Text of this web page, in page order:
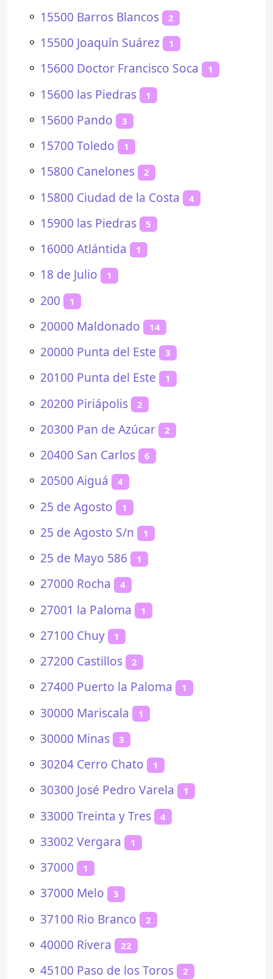
⚬ 15500 Barros Blancos 2
⚬ 15500 Joaquín Suárez 1
⚬ 15600 Doctor Francisco Soca 1
⚬ 15600 las Piedras 1
⚬ 15600 Pando 3
⚬ 15700 Toledo 1
⚬ 15800 Canelones 2
⚬ 15800 Ciudad de la Costa 4
⚬ 15900 las Piedras 5
⚬ 16000 Atlántida 1
⚬ 18 de Julio 1
⚬ 200 1
⚬ 20000 Maldonado 14
⚬ 20000 Punta del Este 3
⚬ 20100 Punta del Este 1
⚬ 20200 Piriápolis 2
⚬ 20300 Pan de Azúcar 2
⚬ 20400 San Carlos 6
⚬ 20500 Aiguá 4
⚬ 25 de Agosto 1
⚬ 25 de Agosto S/n 1
⚬ 25 de Mayo 586 1
⚬ 27000 Rocha 4
⚬ 27001 la Paloma 1
⚬ 27100 Chuy 1
⚬ 27200 Castillos 2
⚬ 27400 Puerto la Paloma 1
⚬ 30000 Mariscala 1
⚬ 30000 Minas 3
⚬ 30204 Cerro Chato 1
⚬ 30300 José Pedro Varela 1
⚬ 33000 Treinta y Tres 4
⚬ 33002 Vergara 1
⚬ 37000 1
⚬ 37000 Melo 3
⚬ 37100 Rio Branco 2
⚬ 40000 Rivera 22
⚬ 45100 Paso de los Toros 2